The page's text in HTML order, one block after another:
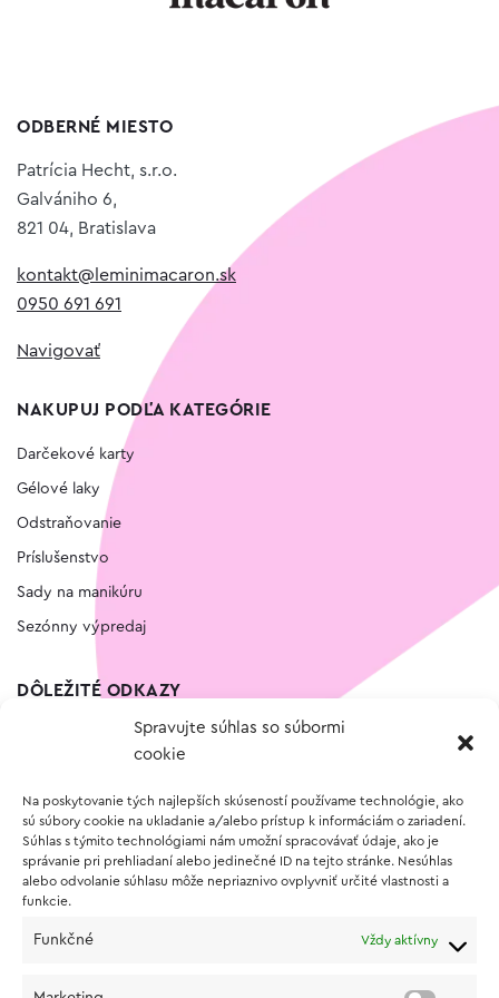
Spravujte súhlas so súbormi
cookie
Na poskytovanie tých najlepších skúseností používame technológie, ako
sú súbory cookie na ukladanie a/alebo prístup k informáciám o zariadení.
Súhlas s týmito technológiami nám umožní spracovávať údaje, ako je
správanie pri prehliadaní alebo jedinečné ID na tejto stránke. Nesúhlas
alebo odvolanie súhlasu môže nepriaznivo ovplyvniť určité vlastnosti a
funkcie.
Funkčné Vždy aktívny
ODBERNÉ MIESTO
Patrícia Hecht, s.r.o.
Galvániho 6,
821 04, Bratislava
kontakt@leminimacaron.sk
0950 691 691
Navigovať
NAKUPUJ PODĽA KATEGÓRIE
Darčekové karty
Gélové laky
Odstraňovanie
Príslušenstvo
Sady na manikúru
Sezónny výpredaj
DÔLEŽITÉ ODKAZY
Vernostný program
O NÁKUPE
Vrátenie a reklamácia tovaru